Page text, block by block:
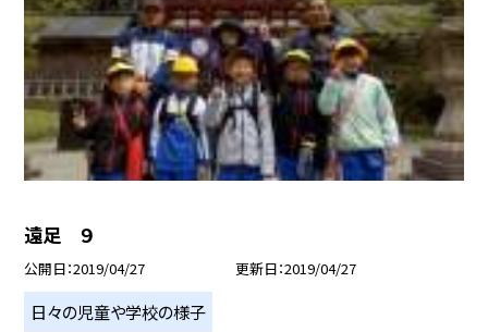
遠足 ９
公開日 2019/04/27 更新日 2019/04/27
日々の児童や学校の様子